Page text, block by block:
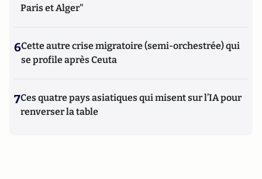
Paris et Alger"
6Cette autre crise migratoire (semi-orchestrée) qui
se profile après Ceuta
7Ces quatre pays asiatiques qui misent sur l’IA pour
renverser la table